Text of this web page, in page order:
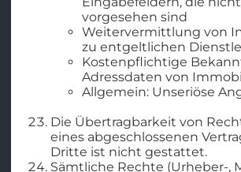
vorgesehen sind
Weitervermittlung von
zu entgeltlichen
Kostenpflichtige
Adressdaten von
Allgemein: Unseriöse
Die Übertragbarkeit von
eines abgeschlossenen
Dritte ist nicht gestattet.
Sämtliche Rechte (Urheber-,